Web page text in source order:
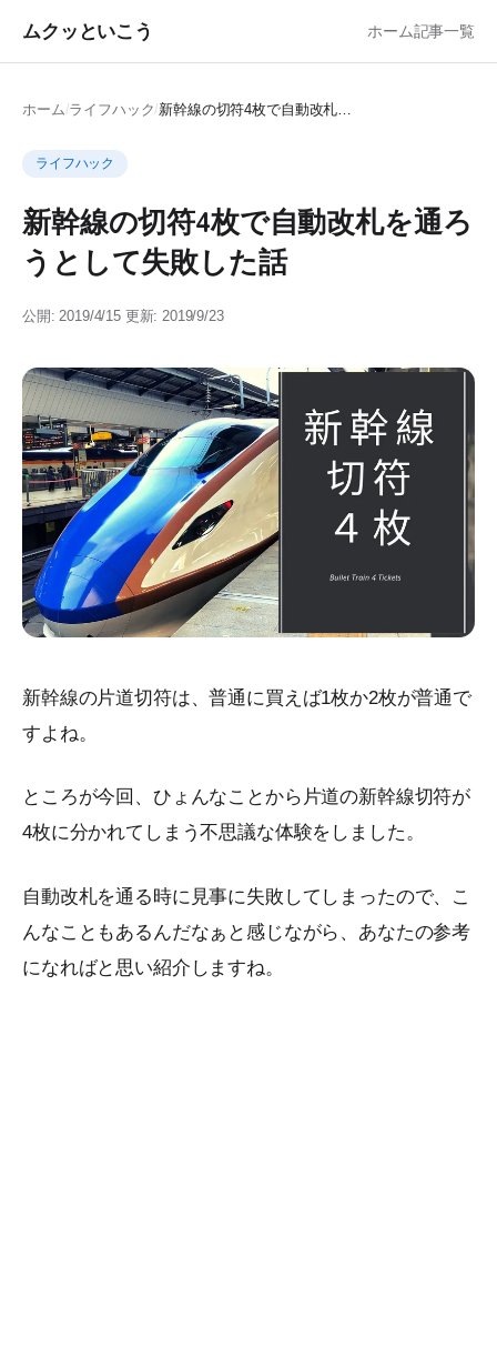
ムクッといこう ホーム記事一覧
ホーム/ライフハック/ 新幹線の切符4枚で自動改札を通ろうとして失敗した話
ライフハック
新幹線の切符4枚で自動改札を通ろ
うとして失敗した話
公開: 2019/4/15 更新: 2019/9/23
新幹線の片道切符は、普通に買えば1枚か2枚が普通で
すよね。
ところが今回、ひょんなことから片道の新幹線切符が
4枚に分かれてしまう不思議な体験をしました。
自動改札を通る時に見事に失敗してしまったので、こ
んなこともあるんだなぁと感じながら、あなたの参考
になればと思い紹介しますね。